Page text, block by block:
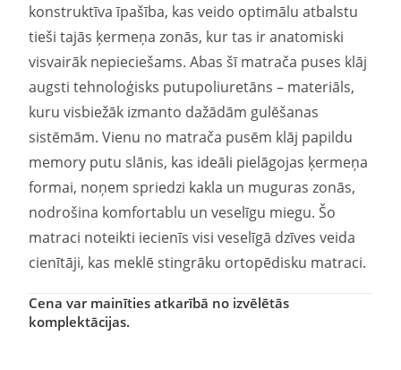
konstruktīva īpašība, kas veido optimālu atbalstu
tieši tajās ķermeņa zonās, kur tas ir anatomiski
visvairāk nepieciešams. Abas šī matrača puses klāj
augsti tehnoloģisks putupoliuretāns – materiāls,
kuru visbiežāk izmanto dažādām gulēšanas
sistēmām. Vienu no matrača pusēm klāj papildu
memory putu slānis, kas ideāli pielāgojas ķermeņa
formai, noņem spriedzi kakla un muguras zonās,
nodrošina komfortablu un veselīgu miegu. Šo
matraci noteikti iecienīs visi veselīgā dzīves veida
cienītāji, kas meklē stingrāku ortopēdisku matraci.
Cena var mainīties atkarībā no izvēlētās
komplektācijas.